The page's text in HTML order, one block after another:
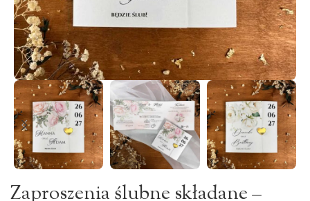
Zaproszenia ślubne składane –